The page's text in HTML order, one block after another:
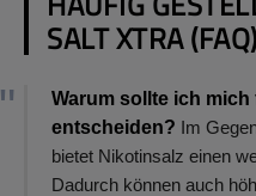
SALT XTRA (FAQ)
Warum sollte ich
entscheiden? Im
bietet Nikotinsalz einen
Dadurch können auch